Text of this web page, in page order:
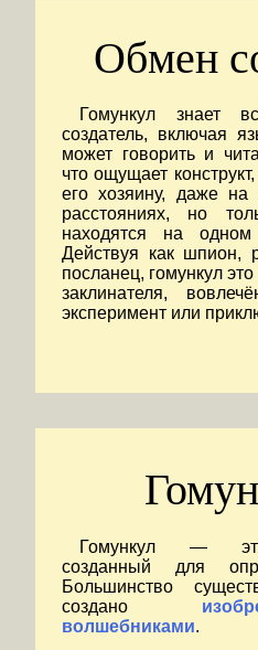
Обмен
Гомункул знает
создатель, включая
может говорить и
что ощущает
его хозяину, даже на
расстояниях, но
находятся на
Действуя как шпион,
посланец, гомункул
заклинателя,
эксперимент или
Гомункул — это
созданный для
Большинство
создано
волшебниками.